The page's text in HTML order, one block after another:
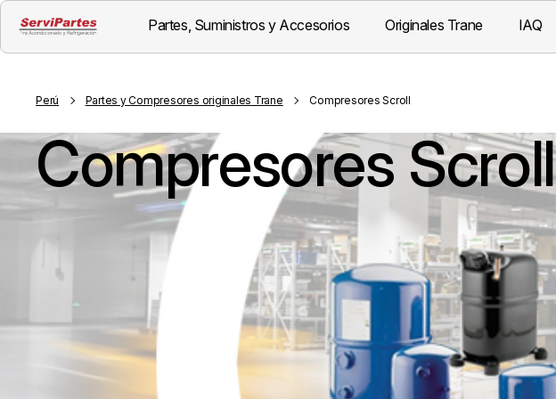
Partes, Suministros y Accesorios Originales Trane IAQ
Perú Partes y Compresores originales Trane Compresores Scroll
Compresores Scroll